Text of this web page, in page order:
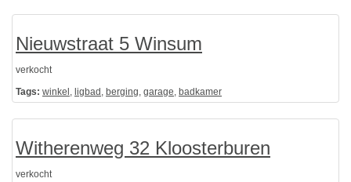
Nieuwstraat 5 Winsum
verkocht
Tags: winkel , ligbad , berging, garage, badkamer
Witherenweg 32 Kloosterburen
verkocht